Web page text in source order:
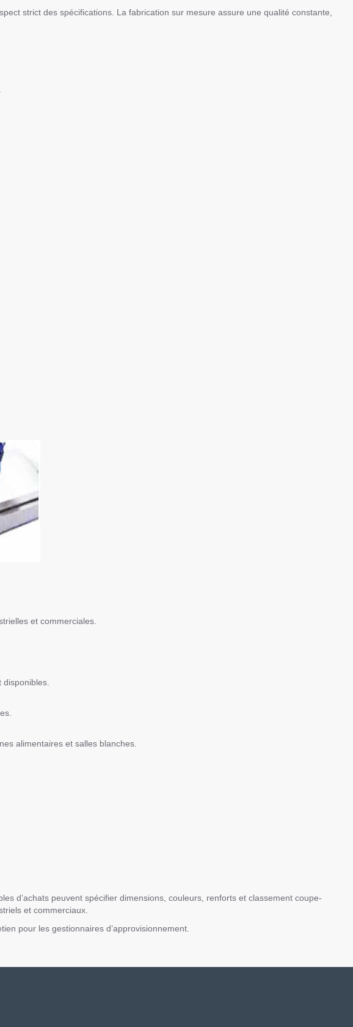
strict des spécifications. La fabrication sur mesure assure une qualité constante,
et commerciales.
disponibles.
alimentaires et salles blanches.
d’achats peuvent spécifier dimensions, couleurs, renforts et classement coupe-
et commerciaux.
pour les gestionnaires d’approvisionnement.